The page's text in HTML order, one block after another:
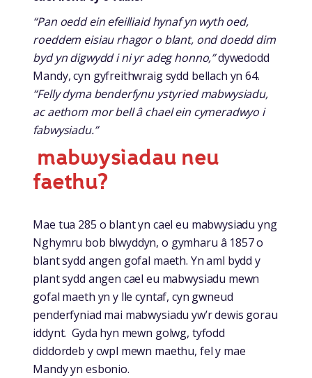
“Pan oedd ein efeilliaid hynaf yn wyth oed,
roeddem eisiau rhagor o blant, ond doedd dim
byd yn digwydd i ni yr adeg honno,”dywedodd
Mandy, cyn gyfreithwraig sydd bellach yn 64.
“Felly dyma benderfynu ystyried mabwysiadu,
ac aethom mor bell â chael ein cymeradwyo i
fabwysiadu.”
mabwysiadau neu
faethu?
Mae tua 285 o blant yn cael eu mabwysiadu yng
Nghymru bob blwyddyn, o gymharu â 1857 o
blant sydd angen gofal maeth. Yn aml bydd y
plant sydd angen cael eu mabwysiadu mewn
gofal maeth yn y lle cyntaf, cyn gwneud
penderfyniad mai mabwysiadu yw’r dewis gorau
iddynt. Gyda hyn mewn golwg, tyfodd
diddordeb y cwpl mewn maethu, fel y mae
Mandy yn esbonio.